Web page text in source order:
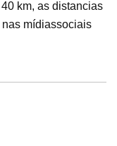
km, as distancias
mídiassociais